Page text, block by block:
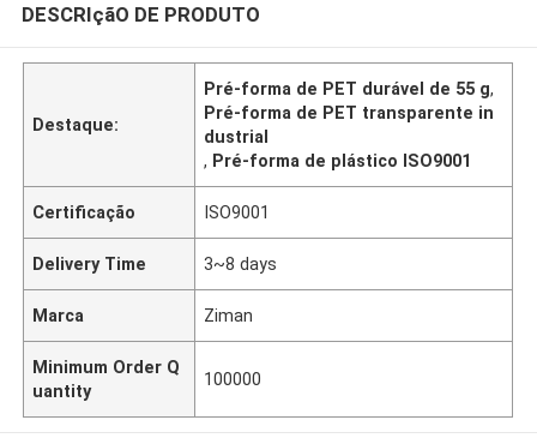
DESCRIçãO DE PRODUTO
Destaque:
Pré-forma de PET durável de 55 g,
Pré-forma de PET transparente in
dustrial
, Pré-forma de plástico ISO9001
Certificação ISO9001
Delivery Time 3~8 days
Marca Ziman
Minimum Order Q
uantity
100000